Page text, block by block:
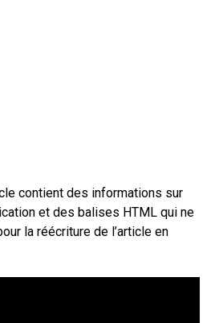
contient des informations sur
et des balises HTML qui ne
la réécriture de l’article en